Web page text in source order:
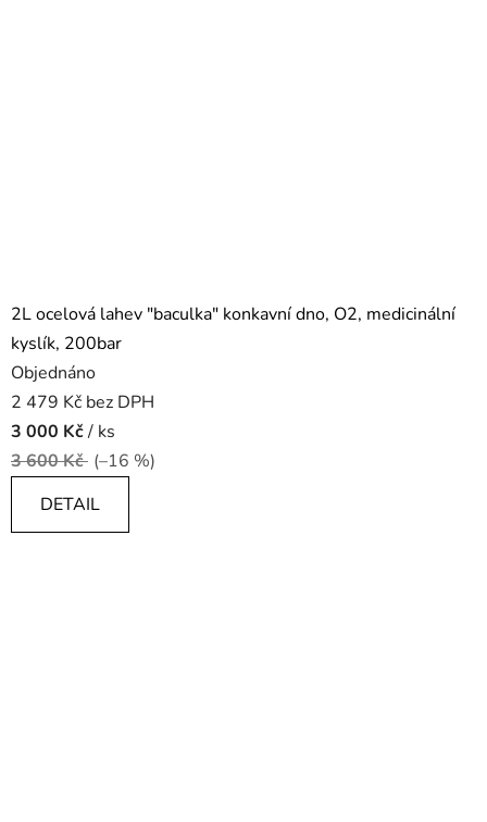
2L ocelová lahev "baculka" konkavní dno, O2, medicinální
kyslík, 200bar
Objednáno
2 479 Kč bez DPH
3 000 Kč/ ks
3 600 Kč (–16 %)
DETAIL